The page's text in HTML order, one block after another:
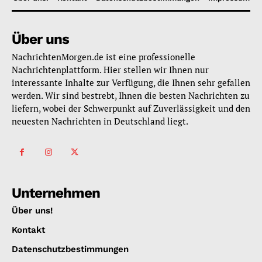
Über uns
NachrichtenMorgen.de ist eine professionelle
Nachrichtenplattform. Hier stellen wir Ihnen nur
interessante Inhalte zur Verfügung, die Ihnen sehr gefallen
werden. Wir sind bestrebt, Ihnen die besten Nachrichten zu
liefern, wobei der Schwerpunkt auf Zuverlässigkeit und den
neuesten Nachrichten in Deutschland liegt.
Unternehmen
Über uns!
Kontakt
Datenschutzbestimmungen